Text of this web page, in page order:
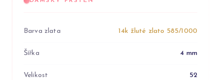
Barva zlata 14k žluté zlato 585/1000
Šířka 4 mm
Velikost 52